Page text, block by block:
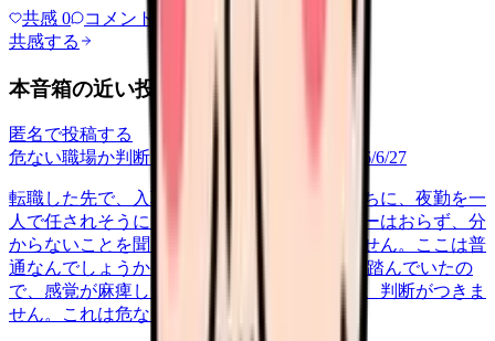
共感 0 コメント
共感する
本音箱の近い投稿
匿名で投稿する
危ない職場か判断してほしい
2026/6/27
転職した先で、入職して二ヶ月も経たないうちに、夜勤を一
人で任されそうになっています。プリセプターはおらず、分
からないことを聞ける相手も日によっていません。ここは普
通なんでしょうか。 前の職場はもっと段階を踏んでいたの
で、感覚が麻痺しているのか自分が甘いのか、判断がつきま
せん。これは危ない環境なのか…